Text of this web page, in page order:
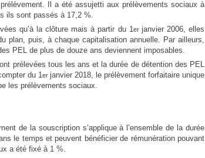
Il a été assujetti aux prélèvements sociaux à
ils sont passés à 17,2 %.
qu’à la clôture mais à partir du 1er janvier 2006, elles
plan, puis, à chaque capitalisation annuelle. Par ailleurs,
PEL de plus de douze ans deviennent imposables.
prélevées tous les ans et la durée de détention des PEL
du 1er janvier 2018, le prélèvement forfaitaire unique
les prélèvements sociaux.
de la souscription s’applique à l’ensemble de la durée
le temps et peuvent bénéficier de rémunération pouvant
a été fixé à 1 %.